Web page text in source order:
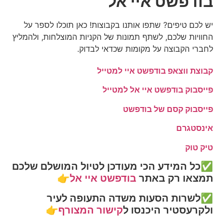
יש לכם טיפים? שתפו אותנו בקבוצות! כאן תוכלו לספר על
החוויות שלכם, לשתף תמונות של הקניות המוצלחות, ולהמליץ
לחברי הקבוצה על מקומות שכדאי לבדוק.
קבוצת ווצאפ בודפשט איי למטייל
פייסבוק בודפשט איי אל למטייל
פייסבוק קסם של בודפשט
אינסטגרם
טיק טוק
✅כל המידע הכי מעודכן לטיול המושלם שלכם
תמצאו רק באתר בודפשט איי אל👉
✅לשרות הסעות משדה התעופה לעיר
ולקרעסטיר היכנסו לקישור המצורף👉